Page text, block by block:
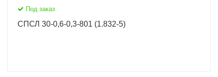
Под заказ
СПСЛ 30-0,6-0,3-801 (1.832-5)